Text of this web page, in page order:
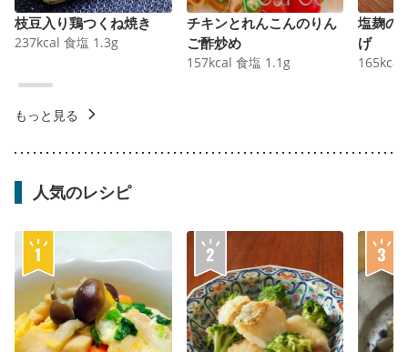
枝豆入り鶏つくね焼き
237kcal 食塩 1.3g
チキンとれんこんのりん
ご酢炒め
157kcal 食塩 1.1 g
塩麹の
げ
165kcal
もっと見る
人気のレシピ